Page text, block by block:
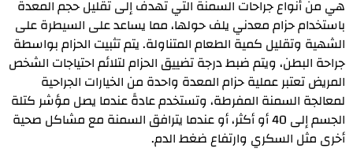
هي من أنواع جراحات السمنة التي تهدف إلى تقليل حجم المعدة
باستخدام حزام معدني يلف حولها، مما يساعد على السيطرة على
الشهية وتقليل كمية الطعام المتناولة. يتم تثبيت الحزام بواسطة
جراحة البطن، ويتم ضبط درجة تضييق الحزام لتلائم احتياجات الشخص
المريض تعتبر عملية حزام المعدة واحدة من الخيارات الجراحية
لمعالجة السمنة المفرطة، وتستخدم عادةً عندما يصل مؤشر كتلة
الجسم إلى 40 أو أكثر، أو عندما يترافق السمنة مع مشاكل صحية
أخرى مثل السكري وارتفاع ضغط الدم.